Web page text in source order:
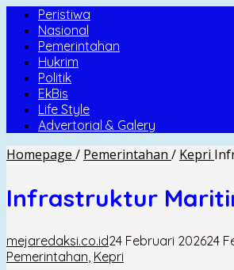
Peristiwa
Nasional
Pemerintahan
Hukrim
Politik
EkBis
Life Style
Advertorial & Galery
Homepage / Pemerintahan / Kepri
Infrastruktur
mejaredaksi.co.id24 Februari 202624
Pemerintahan Kepri